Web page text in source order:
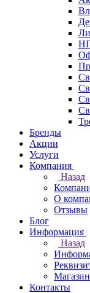
Бренды
Акции
Услуги
Компания
Назад
О
Отзывы
Блог
Информация
Назад
Контакты